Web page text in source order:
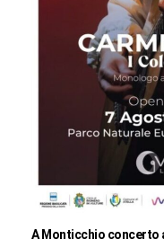
A Monticchio concerto